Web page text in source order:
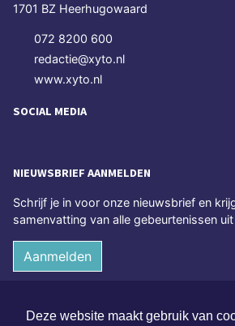
Deze website maakt gebruik van
1701 BZ Heerhugowaard
072 8200 600
redactie@xyto.nl
www.xyto.nl
SOCIAL MEDIA
NIEUWSBRIEF AANMELDEN
Schrijf je in voor onze nieuwsbrief en
samenvatting van alle gebeurtenissen
Aanmelden